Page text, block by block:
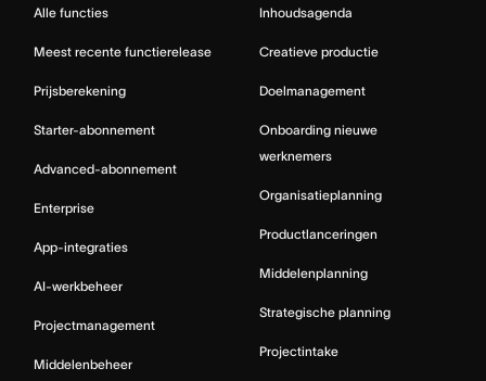
Alle functies
Meest recente functierelease
Prijsberekening
Starter-abonnement
Advanced-abonnement
Enterprise
App-integraties
AI-werkbeheer
Projectmanagement
Middelenbeheer
Inhoudsagenda
Creatieve productie
Doelmanagement
Onboarding nieuwe
werknemers
Organisatieplanning
Productlanceringen
Middelenplanning
Strategische planning
Projectintake